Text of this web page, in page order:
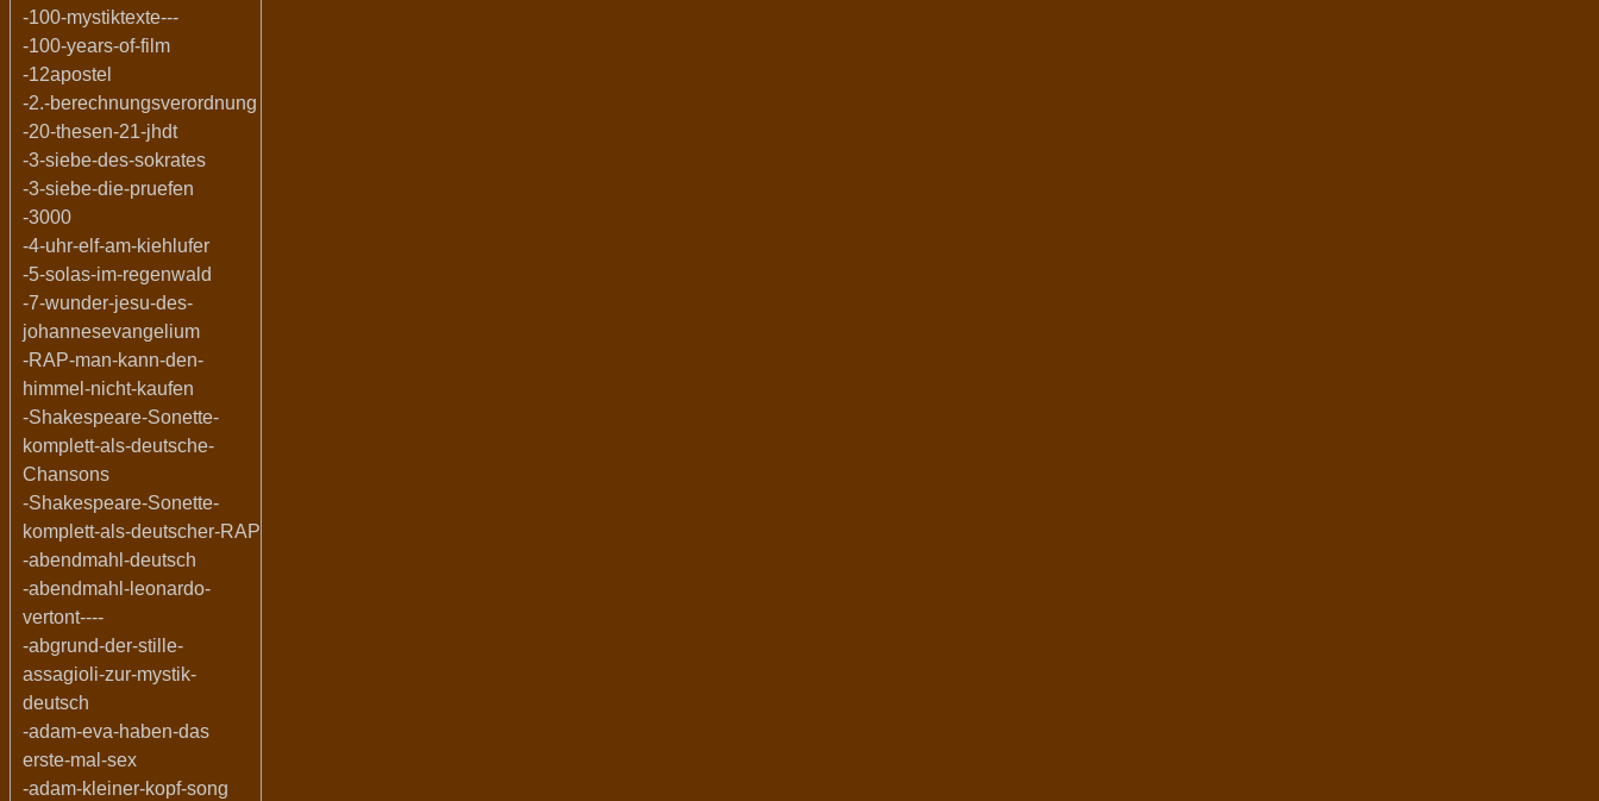
-100-mystiktexte---
-100-years-of-film
-12apostel
-2.-berechnungsverordnung
-20-thesen-21-jhdt
-3-siebe-des-sokrates
-3-siebe-die-pruefen
-3000
-4-uhr-elf-am-kiehlufer
-5-solas-im-regenwald
-7-wunder-jesu-des-
johannesevangelium
-RAP-man-kann-den-
himmel-nicht-kaufen
-Shakespeare-Sonette-
komplett-als-deutsche-
Chansons
-Shakespeare-Sonette-
komplett-als-deutscher-RAP
-abendmahl-deutsch
-abendmahl-leonardo-
vertont----
-abgrund-der-stille-
assagioli-zur-mystik-
deutsch
-adam-eva-haben-das
erste-mal-sex
-adam-kleiner-kopf-song